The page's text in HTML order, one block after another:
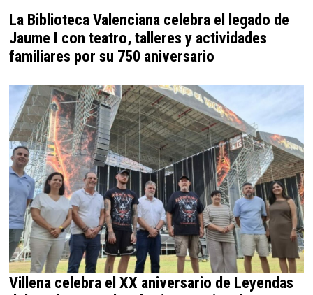
La Biblioteca Valenciana celebra el legado de
Jaume I con teatro, talleres y actividades
familiares por su 750 aniversario
Villena celebra el XX aniversario de Leyendas